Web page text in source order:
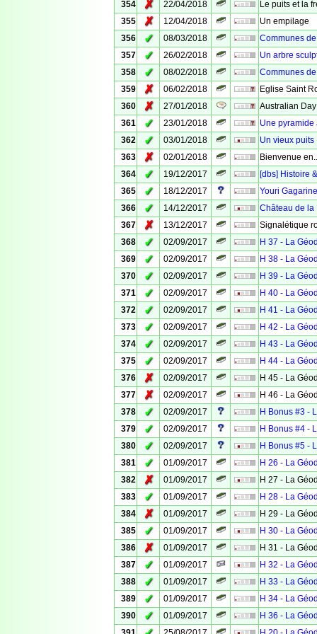
354
✗ 22/04/2018
Le puits et la
355
✗ 12/04/2018
Un empilage
356
✓ 08/03/2018
Communes
357
✓ 26/02/2018
Un arbre
358
✓ 08/02/2018
Communes
359
✗ 06/02/2018
Eglise Saint
360
✗ 27/01/2018
Australian
361
✓ 23/01/2018
Une pyramide
362
✓ 03/01/2018
Un vieux puits
363
✗ 02/01/2018
Bienvenue
364
✓ 19/12/2017
[dbs] Histoire
365
✓ 18/12/2017
Youri Gagarine
366
✓ 14/12/2017
Château de la
367
✗ 13/12/2017
Signalétique
368
✓ 02/09/2017
H 37 - La
369
✓ 02/09/2017
H 38 - La
370
✓ 02/09/2017
H 39 - La
371
✓ 02/09/2017
H 40 - La
372
✓ 02/09/2017
H 41 - La
373
✓ 02/09/2017
H 42 - La
374
✓ 02/09/2017
H 43 - La
375
✓ 02/09/2017
H 44 - La
376
✗ 02/09/2017
H 45 - La
377
✗ 02/09/2017
H 46 - La
378
✓ 02/09/2017
H Bonus #3 -
379
✓ 02/09/2017
H Bonus #4 -
380
✓ 02/09/2017
H Bonus #5 -
381
✓ 01/09/2017
H 26 - La
382
✗ 01/09/2017
H 27 - La
383
✓ 01/09/2017
H 28 - La
384
✗ 01/09/2017
H 29 - La
385
✓ 01/09/2017
H 30 - La
386
✗ 01/09/2017
H 31 - La
387
✓ 01/09/2017
H 32 - La
388
✓ 01/09/2017
H 33 - La
389
✓ 01/09/2017
H 34 - La
390
✓ 01/09/2017
H 36 - La